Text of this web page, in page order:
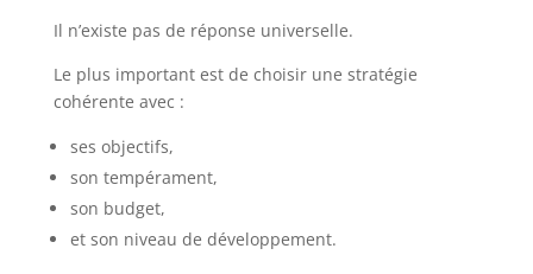
Il n’existe pas de réponse universelle.
Le plus important est de choisir une stratégie
cohérente avec :
ses objectifs,
son tempérament,
son budget,
et son niveau de développement.